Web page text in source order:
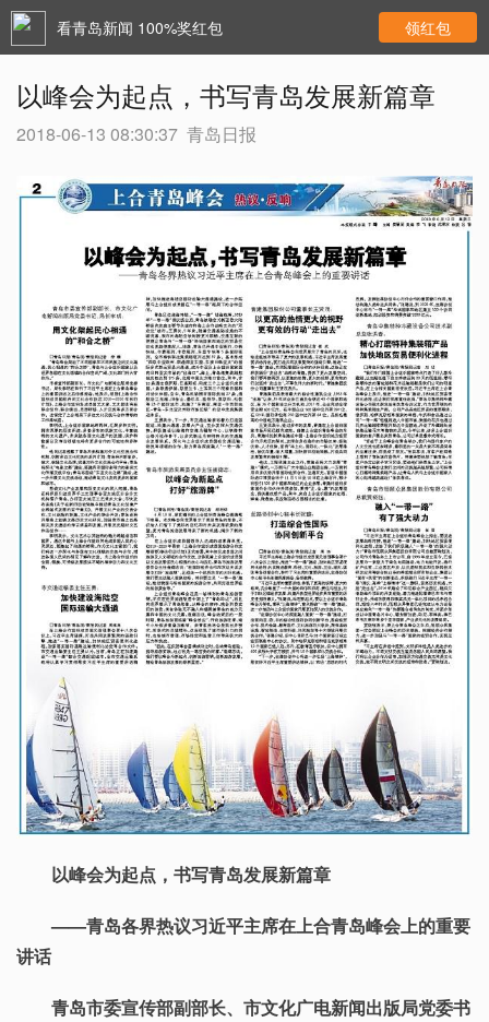
看青岛新闻 100%奖红包 领红包
以峰会为起点，书写青岛发展新篇章
2018-06-13 08:30:37 青岛日报
以峰会为起点，书写青岛发展新篇章
——青岛各界热议习近平主席在上合青岛峰会上的重要
讲话
青岛市委宣传部副部长、市文化广电新闻出版局党委书